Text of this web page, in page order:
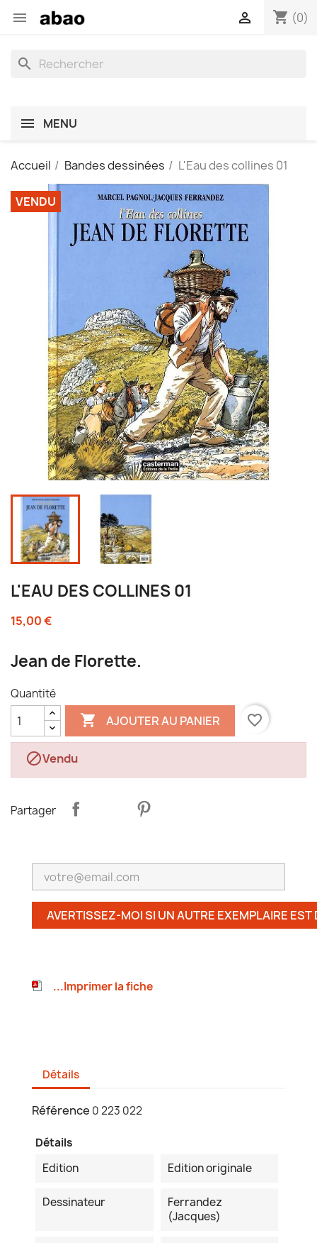
 shopping_cart (0)

search
MENU
Accueil Bandes dessinées L'Eau des collines 01
VENDU
L'EAU DES COLLINES 01
15,00 €
Jean de Florette.
Quantité
 AJOUTER AU PANIER favorite_border
Vendu
Partager
AVERTISSEZ-MOI SI UN AUTRE EXEMPLAIRE EST
...Imprimer la fiche
Détails
Référence 0 223 022
Détails
Edition
Edition originale
Dessinateur
Ferrandez
(Jacques)